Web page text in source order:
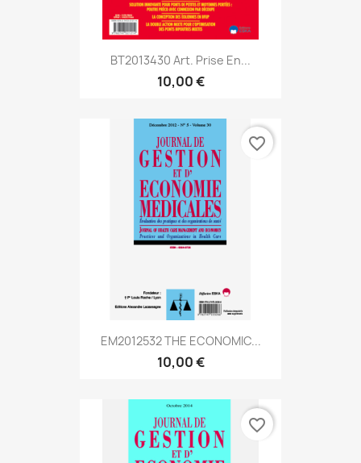
BT2013430 Art. Prise En...
10,00 €
EM2012532 THE ECONOMIC...
10,00 €
favorite_border
favorite_border